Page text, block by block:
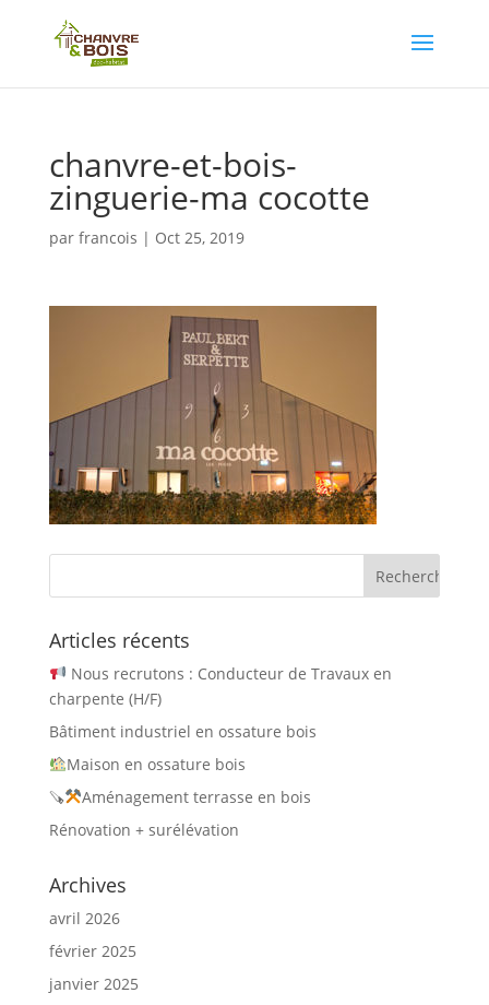
chanvre-et-bois-
zinguerie-ma cocotte
par francois | Oct 25, 2019
Articles récents
Nous recrutons : Conducteur de Travaux en
charpente (H/F)
Bâtiment industriel en ossature bois
Maison en ossature bois
🪚
Aménagement terrasse en bois
Rénovation + surélévation
Archives
avril 2026
février 2025
janvier 2025